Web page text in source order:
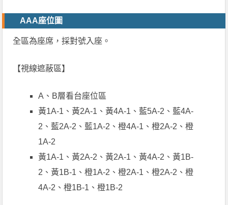
AAA座位圖
全區為座席，採對號入座。
【視線遮蔽區】
A、B層看台座位區
黃1A-1、黃2A-1、黃4A-1、藍5A-2、藍4A-
2、藍2A-2、藍1A-2、橙4A-1、橙2A-2、橙
1A-2
黃1A-1、黃2A-2、黃2A-1、黃4A-2、黃1B-
2、黃1B-1、橙1A-2、橙2A-1、橙2A-2、橙
4A-2、橙1B-1、橙1B-2